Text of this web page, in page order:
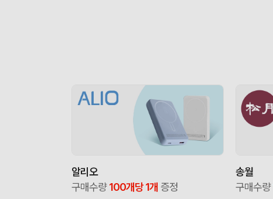
알리오
구매수량100개당 1개 증정
송월
구매수량